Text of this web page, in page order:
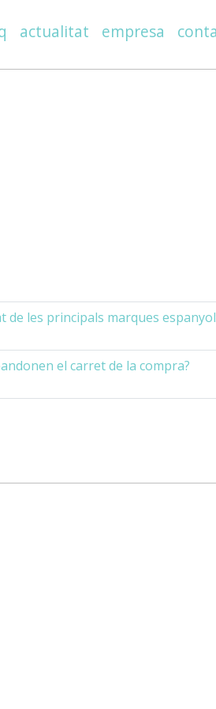
actualitat empresa
de les principals marques
el carret de la compra?